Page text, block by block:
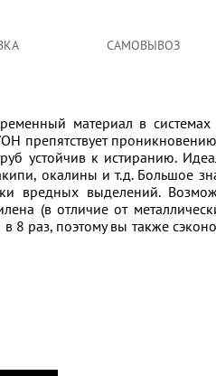
САМОВЫВОЗ
материал в
препятствует
устойчив к истиранию.
окалины и т.д. Большое
вредных выделений.
(в отличие от
8 раз, поэтому вы также